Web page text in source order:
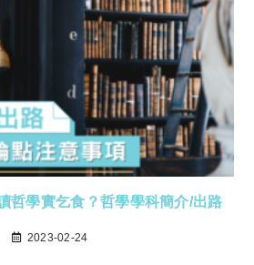
哲學實乞食？哲學學科簡介/出路
2023-02-24